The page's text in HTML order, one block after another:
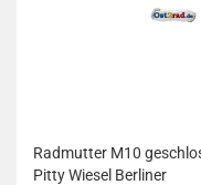
Radmutter M10
Pitty Wiesel Berliner